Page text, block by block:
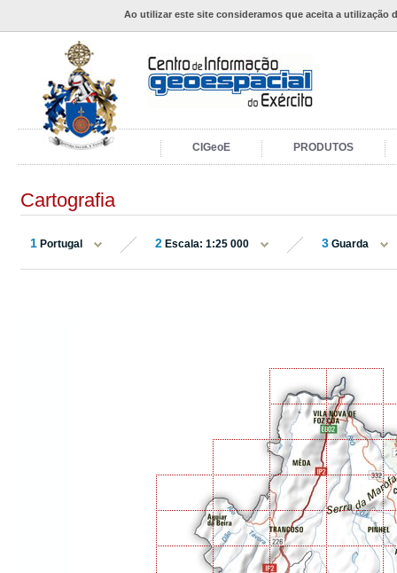
Ao utilizar este site consideramos que aceita a utilização
CIGeoE PRODUTOS
Cartografia
1 Portugal 2 Escala: 1:25 000 3 Guarda